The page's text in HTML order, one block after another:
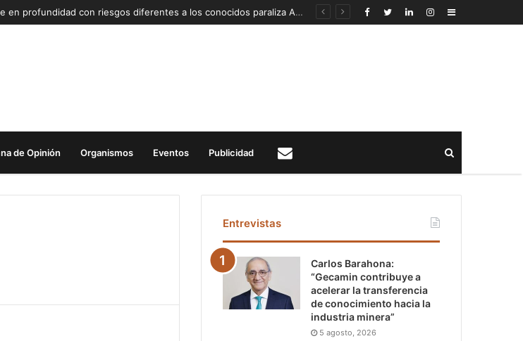
Detección de un fenómeno sísmico emergente en profundidad con riesgos diferentes a los conocidos paraliza Andes Norte Sidebar
de Opinión Organismos Eventos Publicidad
Entrevistas
Carlos Barahona:
“Gecamin contribuye a
acelerar la transferencia
de conocimiento hacia la
industria minera”
5 agosto, 2026